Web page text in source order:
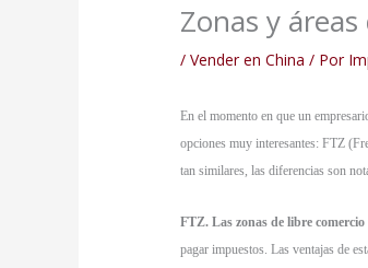
Zonas y
/Vender en China / Por
En el momento en que un
opciones muy interesantes: FTZ
tan similares, las diferencias son
FTZ. Las zonas de libre comercio
pagar impuestos. Las ventajas de